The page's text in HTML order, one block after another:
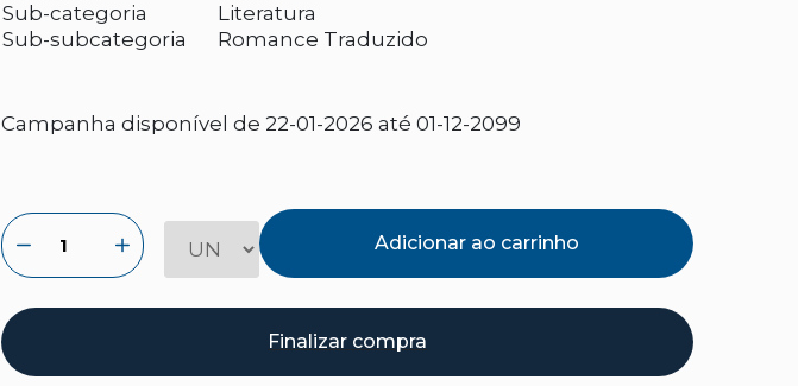
Sub-categoria
Literatura
Sub-subcategoria
Romance Traduzido
Campanha disponível de 22-01-2026 até 01-12-2099
Adicionar ao carrinho
Finalizar compra